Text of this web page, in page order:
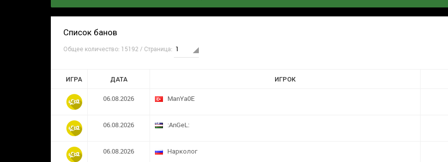
Список банов
Общее количество: 15192 / Страница:
ИГРА ДАТА ИГРОК
06.08.2026 ManYa0E
06.08.2026 :AnGeL:
06.08.2026 Нарколог